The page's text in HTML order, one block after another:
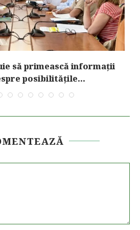
să primească informații
posibilitățile...